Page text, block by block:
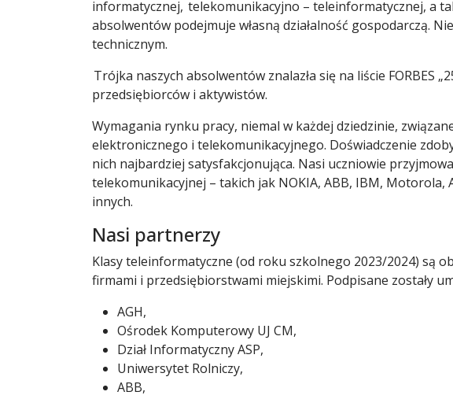
informatycznej, telekomunikacyjno – teleinformatycznej, a
absolwentów podejmuje własną działalność gospodarczą.
technicznym.
Trójka naszych absolwentów znalazła się na liście FORBES
przedsiębiorców i aktywistów.
Wymagania rynku pracy, niemal w każdej dziedzinie,
elektronicznego i telekomunikacyjnego. Doświadczenie
nich najbardziej satysfakcjonująca. Nasi uczniowie
telekomunikacyjnej – takich jak NOKIA, ABB, IBM,
innych.
Nasi partnerzy
Klasy teleinformatyczne (od roku szkolnego 2023/2024) są
firmami i przedsiębiorstwami miejskimi. Podpisane zostały
AGH,
Ośrodek Komputerowy UJ CM,
Dział Informatyczny ASP,
Uniwersytet Rolniczy,
ABB,